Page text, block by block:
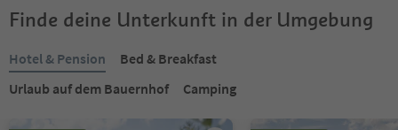
Finde deine Unterkunft in der Umgebung
Hotel & Pension
Bed & Breakfast
Urlaub auf dem Bauernhof
Camping